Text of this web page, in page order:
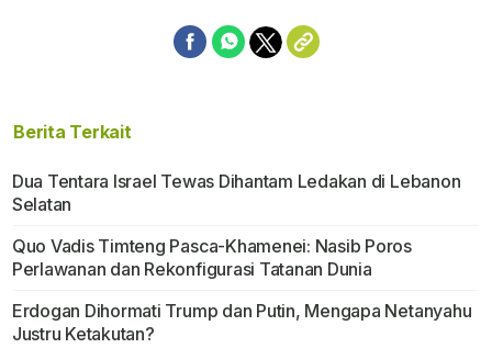
Berita Terkait
Dua Tentara Israel Tewas Dihantam Ledakan di Lebanon
Selatan
Quo Vadis Timteng Pasca-Khamenei: Nasib Poros
Perlawanan dan Rekonfigurasi Tatanan Dunia
Erdogan Dihormati Trump dan Putin, Mengapa Netanyahu
Justru Ketakutan?